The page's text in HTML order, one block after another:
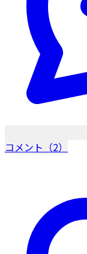
コメント（2）